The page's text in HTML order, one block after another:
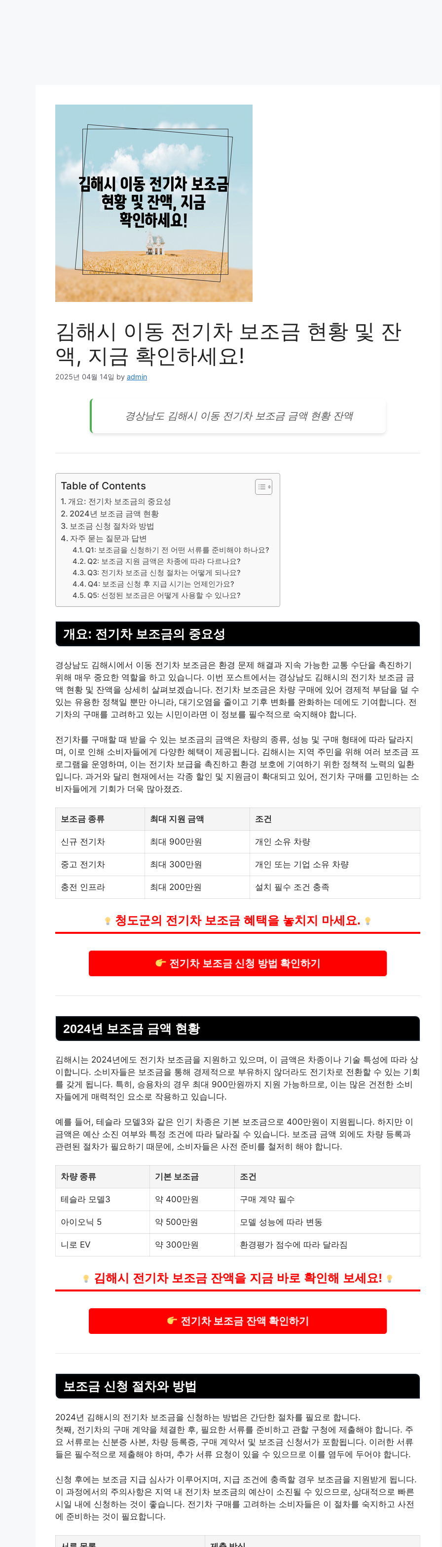
김해시 이동 전기차 보조금 현황 및 잔
액, 지금 확인하세요!
2025년 04월 14일 by admin
경상남도 김해시 이동 전기차보조금 금액 현황 잔액
Table of Contents
개요: 전기차 보조금의 중요성
2024년 보조금 금액 현황
보조금 신청 절차와 방법
자주 묻는 질문과 답변
Q1: 보조금을 신청하기 전 어떤 서류를 준비해야 하나요?
Q2: 보조금 지원 금액은 차종에 따라 다르나요?
Q3: 전기차 보조금 신청 절차는 어떻게 되나요?
Q4: 보조금 신청 후 지급 시기는 언제인가요?
Q5: 선정된 보조금은 어떻게 사용할 수 있나요?
개요: 전기차 보조금의 중요성
경상남도 김해시에서 이동 전기차 보조금은 환경 문제 해결과 지속 가능한 교통 수단을 촉진하기
위해 매우 중요한 역할을 하고 있습니다. 이번 포스트에서는 경상남도 김해시의 전기차 보조금 금
액 현황 및 잔액을 상세히 살펴보겠습니다. 전기차 보조금은 차량 구매에 있어 경제적 부담을 덜 수
있는 유용한 정책일 뿐만 아니라, 대기오염을 줄이고 기후 변화를 완화하는 데에도 기여합니다. 전
기차의 구매를 고려하고 있는 시민이라면 이 정보를 필수적으로 숙지해야 합니다.
전기차를 구매할 때 받을 수 있는 보조금의 금액은 차량의 종류, 성능 및 구매 형태에 따라 달라지
며, 이로 인해 소비자들에게 다양한 혜택이 제공됩니다. 김해시는 지역 주민을 위해 여러 보조금 프
로그램을 운영하며, 이는 전기차 보급을 촉진하고 환경 보호에 기여하기 위한 정책적 노력의 일환
입니다. 과거와 달리 현재에서는 각종 할인 및 지원금이 확대되고 있어, 전기차 구매를 고민하는 소
비자들에게 기회가 더욱 많아졌죠.
보조금 종류 최대 지원 금액 조건
신규 전기차 최대 900만원 개인 소유 차량
중고 전기차 최대 300만원 개인 또는 기업 소유 차량
충전 인프라 최대 200만원 설치 필수 조건 충족
청도군의 전기차 보조금 혜택을 놓치지 마세요.
전기차 보조금 신청 방법 확인하기
2024년 보조금 금액 현황
김해시는 2024년에도 전기차 보조금을 지원하고 있으며, 이 금액은 차종이나 기술 특성에 따라 상
이합니다. 소비자들은 보조금을 통해 경제적으로 부유하지 않더라도 전기차로 전환할 수 있는 기회
를 갖게 됩니다. 특히, 승용차의 경우 최대 900만원까지 지원 가능하므로, 이는 많은 건전한 소비
자들에게 매력적인 요소로 작용하고 있습니다.
예를 들어, 테슬라 모델3와 같은 인기 차종은 기본 보조금으로 400만원이 지원됩니다. 하지만 이
금액은 예산 소진 여부와 특정 조건에 따라 달라질 수 있습니다. 보조금 금액 외에도 차량 등록과
관련된 절차가 필요하기 때문에, 소비자들은 사전 준비를 철저히 해야 합니다.
차량 종류 기본 보조금 조건
테슬라 모델3 약 400만원 구매 계약 필수
아이오닉 5 약 500만원 모델 성능에 따라 변동
니로 EV 약 300만원 환경평가 점수에 따라 달라짐
김해시 전기차 보조금 잔액을 지금 바로 확인해 보세요!
전기차 보조금 잔액 확인하기
보조금 신청 절차와 방법
2024년 김해시의 전기차 보조금을 신청하는 방법은 간단한 절차를 필요로 합니다.
첫째, 전기차의 구매 계약을 체결한 후, 필요한 서류를 준비하고 관할 구청에 제출해야 합니다. 주
요 서류로는 신분증 사본, 차량 등록증, 구매 계약서 및 보조금 신청서가 포함됩니다. 이러한 서류
들은 필수적으로 제출해야 하며, 추가 서류 요청이 있을 수 있으므로 이를 염두에 두어야 합니다.
신청 후에는 보조금 지급 심사가 이루어지며, 지급 조건에 충족할 경우 보조금을 지원받게 됩니다.
이 과정에서의 주의사항은 지역 내 전기차 보조금의 예산이 소진될 수 있으므로, 상대적으로 빠른
시일 내에 신청하는 것이 좋습니다. 전기차 구매를 고려하는 소비자들은 이 절차를 숙지하고 사전
에 준비하는 것이 필요합니다.